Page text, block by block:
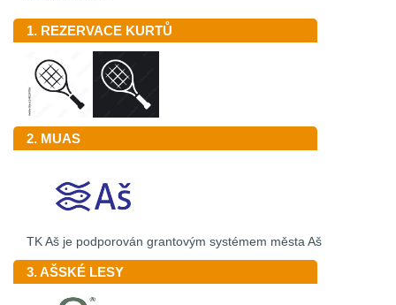
1. REZERVACE KURTŮ
2. MUAS
TK Aš je podporován grantovým systémem města Aš
3. AŠSKÉ LESY